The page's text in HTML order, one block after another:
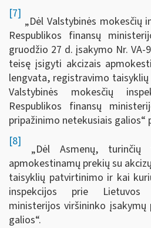
[7]
„Dėl Valstybinės mokesčių
Respublikos finansų
gruodžio 27 d. įsakymo Nr. VA-
teisę įsigyti akcizais
lengvata, registravimo
Valstybinės mokesčių
Respublikos finansų
pripažinimo netekusiais galios“
[8]
„Dėl Asmenų, turinčių
apmokestinamų prekių su
taisyklių patvirtinimo ir kai
inspekcijos prie Lietuvos
ministerijos viršininko įsakymų
galios“.